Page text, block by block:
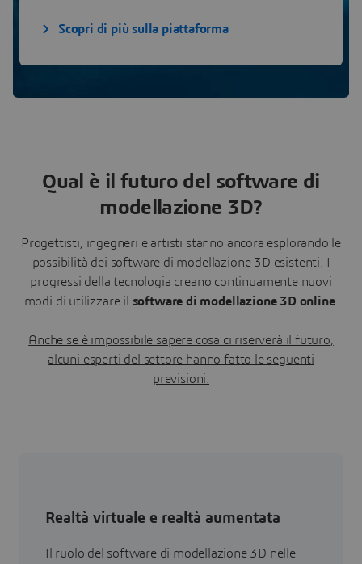
Scopri di più sulla piattaforma
Qual è il futuro del software di
modellazione 3D?
Progettisti, ingegneri e artisti stanno ancora esplorando le
possibilità dei software di modellazione 3D esistenti. I
progressi della tecnologia creano continuamente nuovi
modi di utilizzare il software di modellazione 3D online.
Anche se è impossibile sapere cosa ci riserverà il futuro,
alcuni esperti del settore hanno fatto le seguenti
previsioni:
Realtà virtuale e realtà aumentata
Il ruolo del software di modellazione 3D nelle